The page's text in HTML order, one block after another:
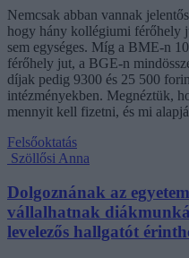
Nemcsak abban vannak
hogy hány kollégiumi férőhely
sem egységes. Míg a BME-n
férőhely jut, a BGE-n
díjak pedig 9300 és 25 500
intézményekben. Megnéztük,
mennyit kell fizetni, és mi
Felsőoktatás
Szöllősi Anna
Dolgoznának az
vállalhatnak
levelezős hallgatót